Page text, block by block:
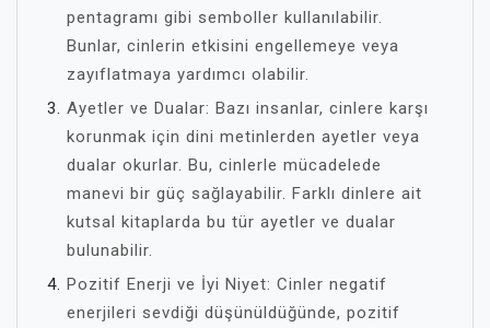
pentagramı gibi semboller kullanılabilir.
Bunlar, cinlerin etkisini engellemeye veya
zayıflatmaya yardımcı olabilir.
Ayetler ve Dualar: Bazı insanlar, cinlere karşı
korunmak için dini metinlerden ayetler veya
dualar okurlar. Bu, cinlerle mücadelede
manevi bir güç sağlayabilir. Farklı dinlere ait
kutsal kitaplarda bu tür ayetler ve dualar
bulunabilir.
Pozitif Enerji ve İyi Niyet: Cinler negatif
enerjileri sevdiği düşünüldüğünde, pozitif